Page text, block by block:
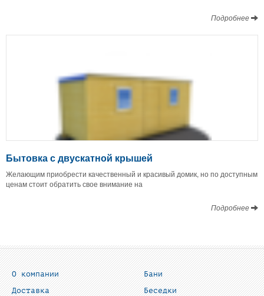
Подробнее
Бытовка с двускатной крышей
Желающим приобрести качественный и красивый домик, но по доступным
ценам стоит обратить свое внимание на
Подробнее
О компании
Доставка
Бани
Беседки